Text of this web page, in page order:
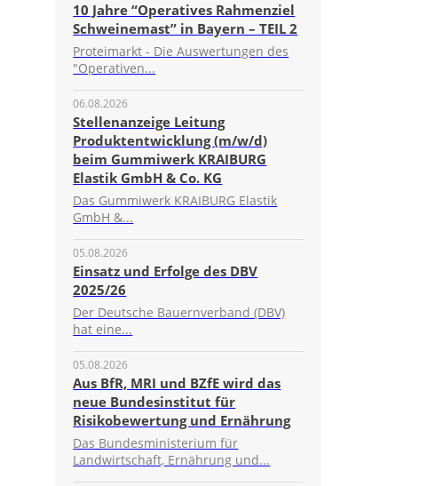
10 Jahre “Operatives Rahmenziel
Schweinemast” in Bayern – TEIL 2
Proteimarkt - Die Auswertungen des
"Operativen...
06.08.2026
Stellenanzeige Leitung
Produktentwicklung (m/w/d)
beim Gummiwerk KRAIBURG
Elastik GmbH & Co. KG
Das Gummiwerk KRAIBURG Elastik
GmbH &...
05.08.2026
Einsatz und Erfolge des DBV
2025/26
Der Deutsche Bauernverband (DBV)
hat eine...
05.08.2026
Aus BfR, MRI und BZfE wird das
neue Bundesinstitut für
Risikobewertung und Ernährung
Das Bundesministerium für
Landwirtschaft, Ernährung und...